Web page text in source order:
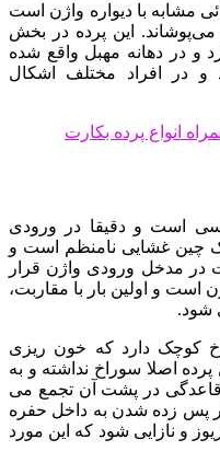
مشابه با دیواره واژن است
این پرده در بخش
و در دهانه مهبل واقع شده
و در افراد مختلف اشکال
است و دقیقا در ورودی
یک چین غشایی نامنظم است و
در مدخل ورودی واژن قرار
است و اولین بار با مقاربت،
شود.
کوچک دارد که خون ریزی
اصلا سوراخ نداشته و به
قاعدگی در پشت آن تجمع می
پس زده شدن به داخل حفره
و نازایی شود که این مورد